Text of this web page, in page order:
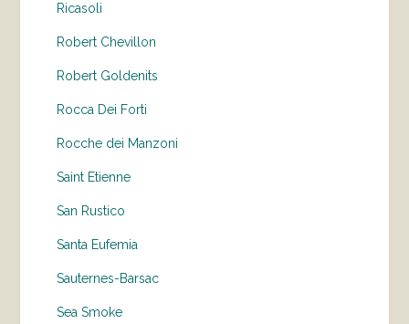
Ricasoli
Robert Chevillon
Robert Goldenits
Rocca Dei Forti
Rocche dei Manzoni
Saint Etienne
San Rustico
Santa Eufemia
Sauternes-Barsac
Sea Smoke